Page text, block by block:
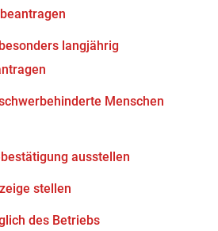
langjährig
Menschen
ausstellen
stellen
des Betriebs